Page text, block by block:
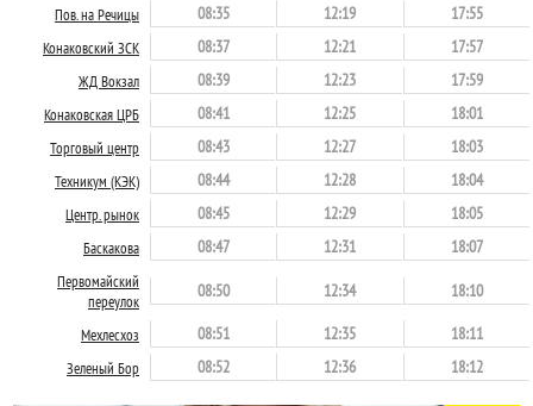
Пов. на Речицы 08:35 12:19 17:55
Конаковский ЗСК 08:37 12:21 17:57
ЖД Вокзал 08:39 12:23 17:59
Конаковская ЦРБ 08:41 12:25 18:01
Торговый центр 08:43 12:27 18:03
Техникум (КЭК) 08:44 12:28 18:04
Центр. рынок 08:45 12:29 18:05
Баскакова 08:47 12:31 18:07
Первомайский
переулок
08:50 12:34 18:10
Мехлесхоз 08:51 12:35 18:11
Зеленый Бор 08:52 12:36 18:12